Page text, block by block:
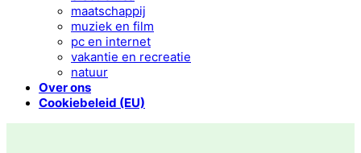
maatschappij
muziek en film
pc en internet
vakantie en recreatie
natuur
Over ons
Cookiebeleid (EU)